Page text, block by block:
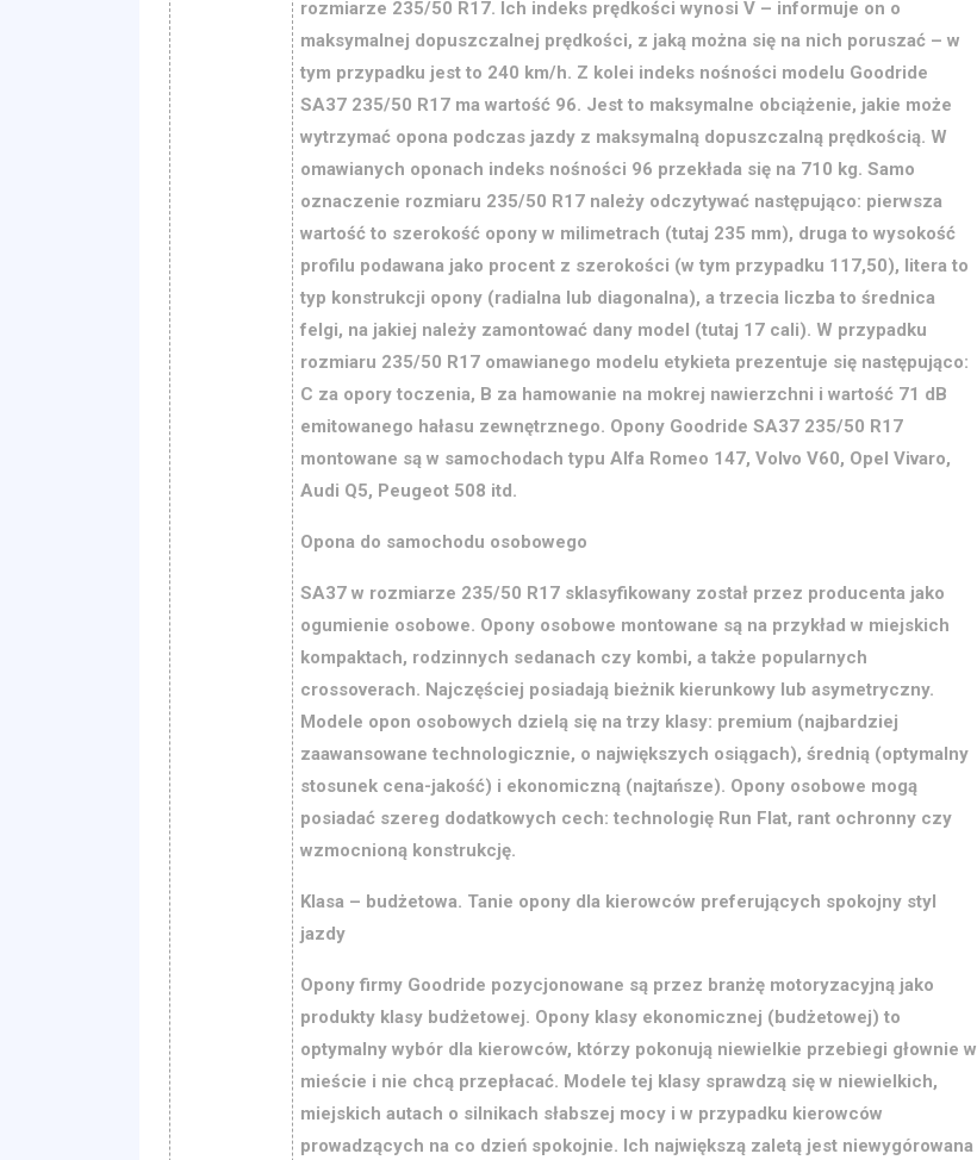
rozmiarze 235/50 R17. Ich indeks prędkości wynosi V – informuje on o
maksymalnej dopuszczalnej prędkości, z jaką można się na nich poruszać – w
tym przypadku jest to 240 km/h. Z kolei indeks nośności modelu Goodride
SA37 235/50 R17 ma wartość 96. Jest to maksymalne obciążenie, jakie może
wytrzymać opona podczas jazdy z maksymalną dopuszczalną prędkością. W
omawianych oponach indeks nośności 96 przekłada się na 710 kg. Samo
oznaczenie rozmiaru 235/50 R17 należy odczytywać następująco: pierwsza
wartość to szerokość opony w milimetrach (tutaj 235 mm), druga to wysokość
profilu podawana jako procent z szerokości (w tym przypadku 117,50), litera to
typ konstrukcji opony (radialna lub diagonalna), a trzecia liczba to średnica
felgi, na jakiej należy zamontować dany model (tutaj 17 cali). W przypadku
rozmiaru 235/50 R17 omawianego modelu etykieta prezentuje się następująco:
C za opory toczenia, B za hamowanie na mokrej nawierzchni i wartość 71 dB
emitowanego hałasu zewnętrznego. Opony Goodride SA37 235/50 R17
montowane są w samochodach typu Alfa Romeo 147, Volvo V60, Opel Vivaro,
Audi Q5, Peugeot 508 itd.
Opona do samochodu osobowego
SA37 w rozmiarze 235/50 R17 sklasyfikowany został przez producenta jako
ogumienie osobowe. Opony osobowe montowane są na przykład w miejskich
kompaktach, rodzinnych sedanach czy kombi, a także popularnych
crossoverach. Najczęściej posiadają bieżnik kierunkowy lub asymetryczny.
Modele opon osobowych dzielą się na trzy klasy: premium (najbardziej
zaawansowane technologicznie, o największych osiągach), średnią (optymalny
stosunek cena-jakość) i ekonomiczną (najtańsze). Opony osobowe mogą
posiadać szereg dodatkowych cech: technologię Run Flat, rant ochronny czy
wzmocnioną konstrukcję.
Klasa – budżetowa. Tanie opony dla kierowców preferujących spokojny styl
jazdy
Opony firmy Goodride pozycjonowane są przez branżę motoryzacyjną jako
produkty klasy budżetowej. Opony klasy ekonomicznej (budżetowej) to
optymalny wybór dla kierowców, którzy pokonują niewielkie przebiegi głownie w
mieście i nie chcą przepłacać. Modele tej klasy sprawdzą się w niewielkich,
miejskich autach o silnikach słabszej mocy i w przypadku kierowców
prowadzących na co dzień spokojnie. Ich największą zaletą jest niewygórowana